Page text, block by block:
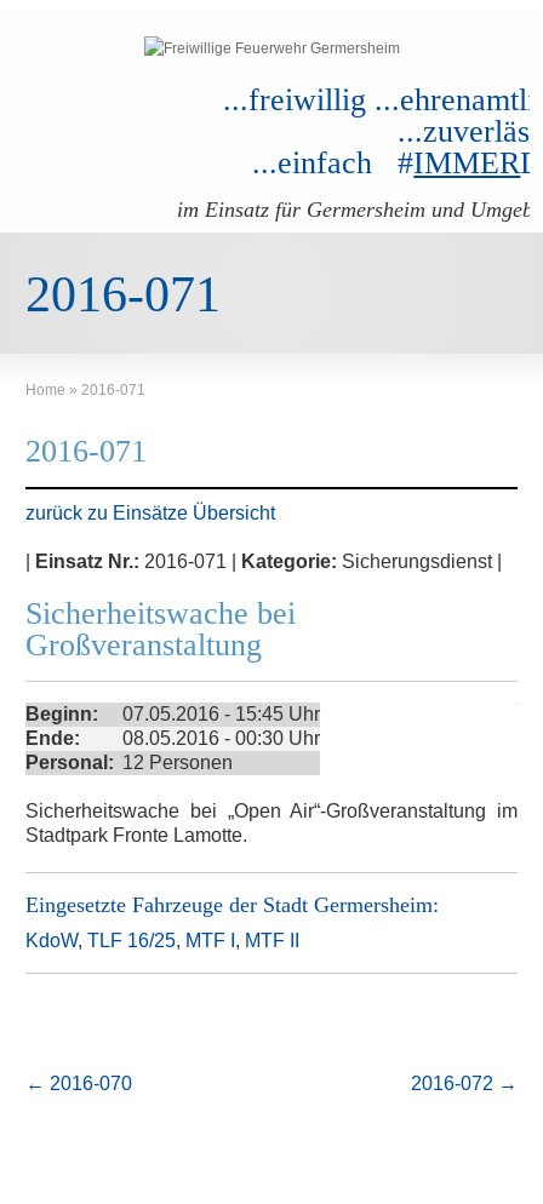
...freiwillig
...einfach #IMMER
im Einsatz für Germersheim und
2016-071
Home » 2016-071
2016-071
zurück zu Einsätze Übersicht
Einsatz Nr.: 2016-071 | Kategorie: Sicherungsdienst |
Sicherheitswache bei
Großveranstaltung
Beginn:
07.05.2016 - 15:45 Uhr
Ende:
08.05.2016 - 00:30 Uhr
Personal: 12 Personen
Sicherheitswache bei „Open Air“-Großveranstaltung im
Stadtpark Fronte Lamotte.
Eingesetzte Fahrzeuge der Stadt Germersheim:
KdoW,TLF 16/25, MTF I , MTF II
← 2016-070 2016-072 →